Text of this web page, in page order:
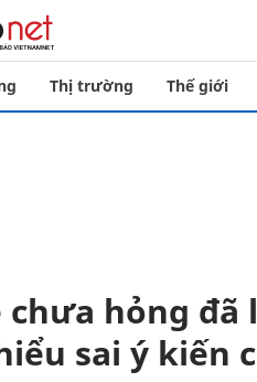
Thị trường Thế giới
chưa hỏng
sai ý kiến